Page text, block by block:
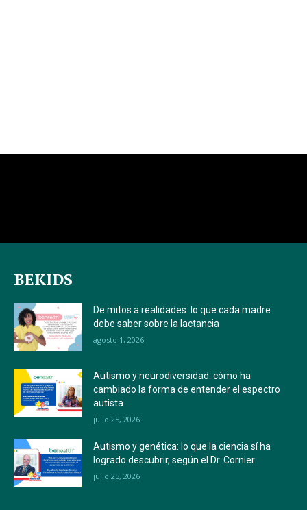
BEKIDS
De mitos a realidades: lo que cada madre
debe saber sobre la lactancia
agosto 1, 2026
Autismo y neurodiversidad: cómo ha
cambiado la forma de entender el espectro
autista
julio 25, 2026
Autismo y genética: lo que la ciencia sí ha
logrado descubrir, según el Dr. Cornier
julio 25, 2026